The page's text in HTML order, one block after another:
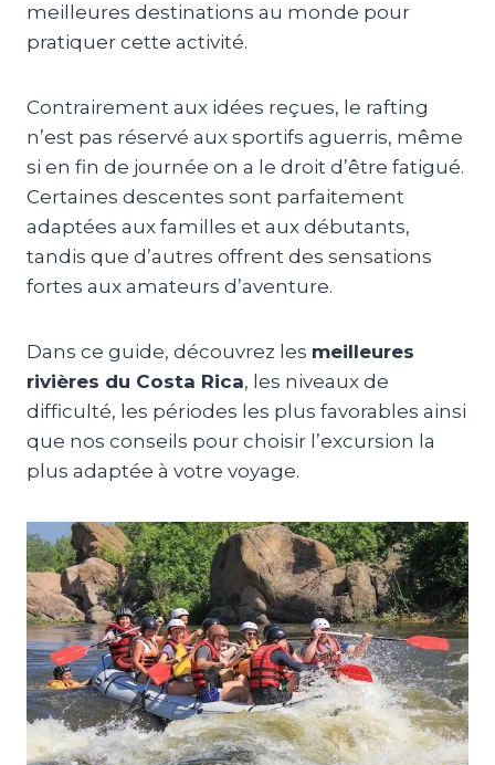
meilleures destinations au monde pour
pratiquer cette activité.
Contrairement aux idées reçues, le rafting
n’est pas réservé aux sportifs aguerris, même
si en fin de journée on a le droit d’être fatigué.
Certaines descentes sont parfaitement
adaptées aux familles et aux débutants,
tandis que d’autres offrent des sensations
fortes aux amateurs d’aventure.
Dans ce guide, découvrez les meilleures
rivières du Costa Rica, les niveaux de
difficulté, les périodes les plus favorables ainsi
que nos conseils pour choisir l’excursion la
plus adaptée à votre voyage.